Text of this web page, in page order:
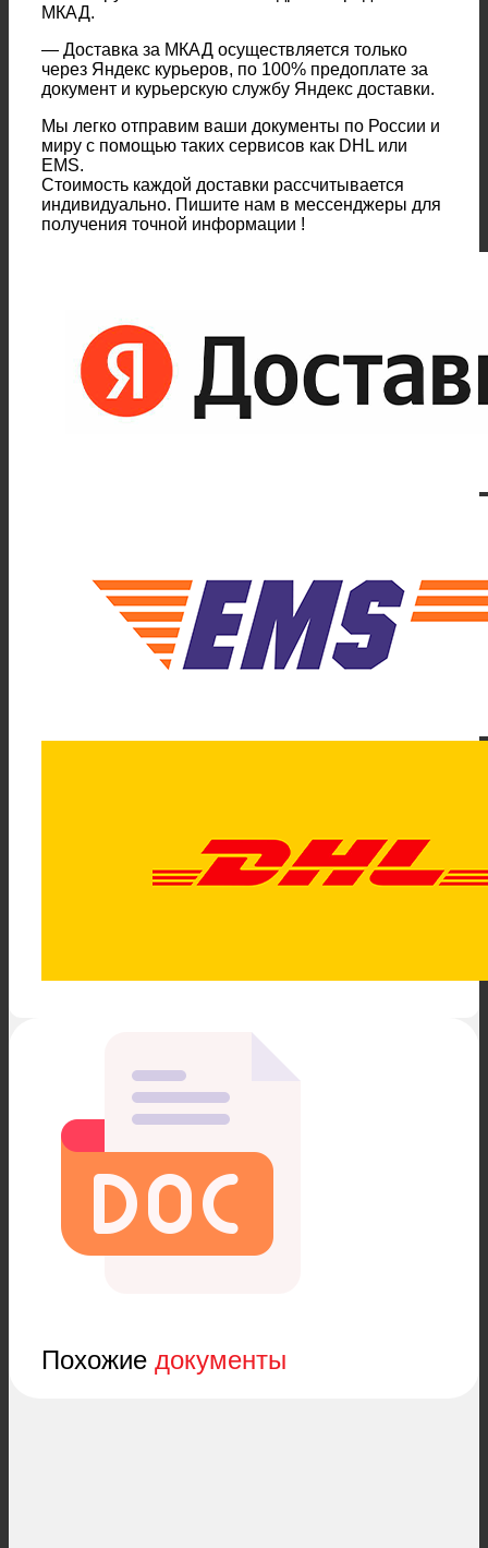
МКАД.
— Доставка за МКАД осуществляется только
через Яндекс курьеров, по 100% предоплате за
документ и курьерскую службу Яндекс доставки.
Мы легко отправим ваши документы по России и
миру с помощью таких сервисов как DHL или
EMS.
Стоимость каждой доставки рассчитывается
индивидуально. Пишите нам в мессенджеры для
получения точной информации !
Похожие документы